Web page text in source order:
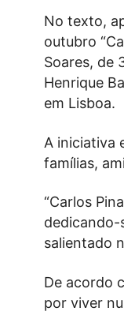
No texto,
outubro
Soares, de
Henrique
em Lisboa.
A iniciativa
famílias,
“Carlos
dedicando-
salientado
De acordo
por viver